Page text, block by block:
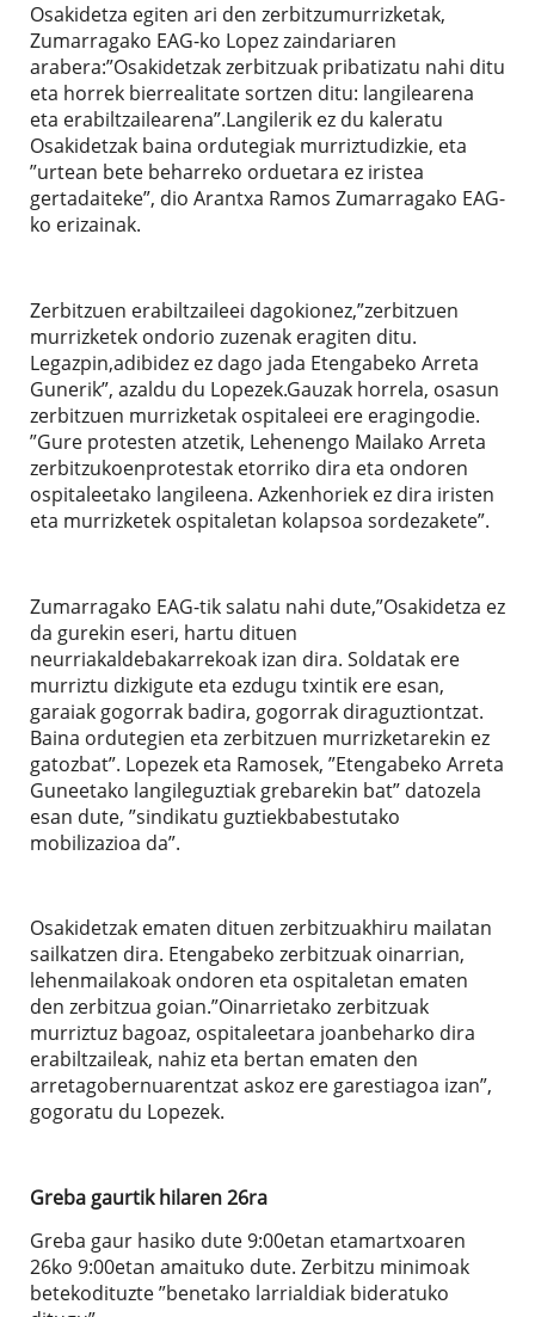
Osakidetza egiten ari den zerbitzumurrizketak,
Zumarragako EAG-ko Lopez zaindariaren
arabera:”Osakidetzak zerbitzuak pribatizatu nahi ditu
eta horrek bierrealitate sortzen ditu: langilearena
eta erabiltzailearena”.Langilerik ez du kaleratu
Osakidetzak baina ordutegiak murriztudizkie, eta
”urtean bete beharreko orduetara ez iristea
gertadaiteke”, dio Arantxa Ramos Zumarragako EAG-
ko erizainak.
Zerbitzuen erabiltzaileei dagokionez,”zerbitzuen
murrizketek ondorio zuzenak eragiten ditu.
Legazpin,adibidez ez dago jada Etengabeko Arreta
Gunerik”, azaldu du Lopezek.Gauzak horrela, osasun
zerbitzuen murrizketak ospitaleei ere eragingodie.
”Gure protesten atzetik, Lehenengo Mailako Arreta
zerbitzukoenprotestak etorriko dira eta ondoren
ospitaleetako langileena. Azkenhoriek ez dira iristen
eta murrizketek ospitaletan kolapsoa sordezakete”.
Zumarragako EAG-tik salatu nahi dute,”Osakidetza ez
da gurekin eseri, hartu dituen
neurriakaldebakarrekoak izan dira. Soldatak ere
murriztu dizkigute eta ezdugu txintik ere esan,
garaiak gogorrak badira, gogorrak diraguztiontzat.
Baina ordutegien eta zerbitzuen murrizketarekin ez
gatozbat”. Lopezek eta Ramosek, ”Etengabeko Arreta
Guneetako langileguztiak grebarekin bat” datozela
esan dute, ”sindikatu guztiekbabestutako
mobilizazioa da”.
Osakidetzak ematen dituen zerbitzuakhiru mailatan
sailkatzen dira. Etengabeko zerbitzuak oinarrian,
lehenmailakoak ondoren eta ospitaletan ematen
den zerbitzua goian.”Oinarrietako zerbitzuak
murriztuz bagoaz, ospitaleetara joanbeharko dira
erabiltzaileak, nahiz eta bertan ematen den
arretagobernuarentzat askoz ere garestiagoa izan”,
gogoratu du Lopezek.
Greba gaurtik hilaren 26ra
Greba gaur hasiko dute 9:00etan etamartxoaren
26ko 9:00etan amaituko dute. Zerbitzu minimoak
betekodituzte ”benetako larrialdiak bideratuko